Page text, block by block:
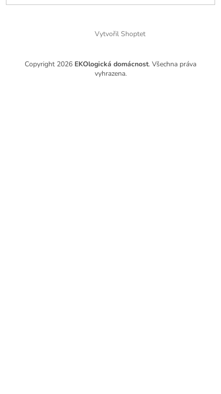
Vytvořil Shoptet
Copyright 2026 EKOlogická domácnost. Všechna práva
vyhrazena.